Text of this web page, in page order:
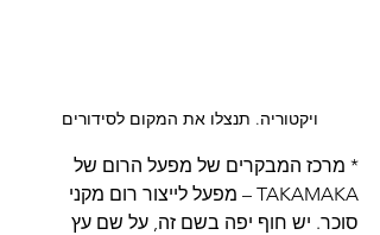
ויקטוריה. תנצלו את המקום לסידורים
* מרכז המבקרים של מפעל הרום של
TAKAMAKA – מפעל לייצור רום מקני
סוכר. יש חוף יפה בשם זה, על שם עץ